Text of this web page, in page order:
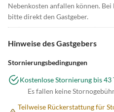
Nebenkosten anfallen können.
bitte direkt den Gastgeber.
Hinweise des Gastgebers
Stornierungsbedingungen
Kostenlose Stornierung bis 43
Es fallen keine
Teilweise Rückerstattung für